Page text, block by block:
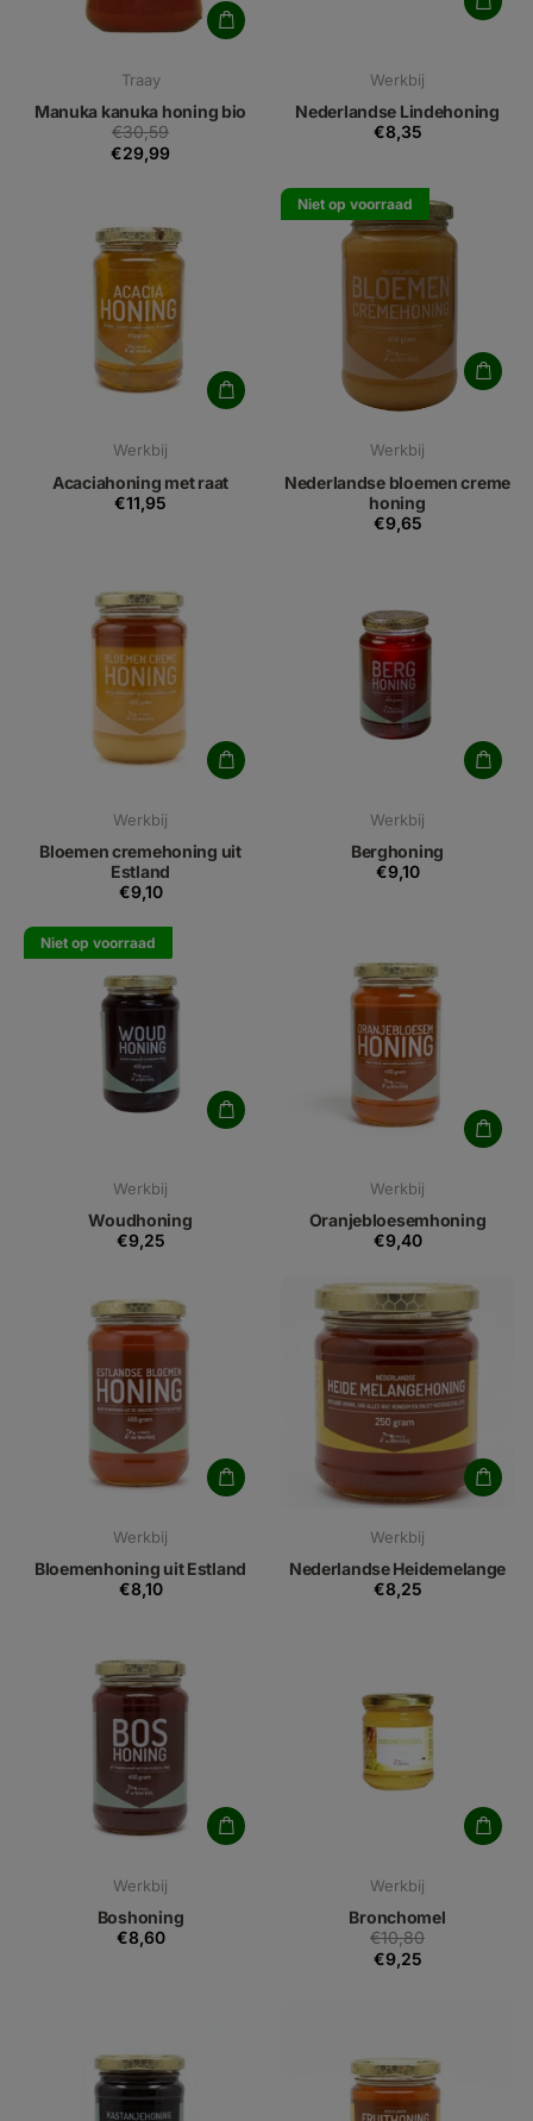
Traay
Manuka kanuka honing bio
€30,59
€29,99
Werkbij
Nederlandse Lindehoning
€8,35
Werkbij
Acaciahoning met raat
€11,95
Niet op voorraad
Werkbij
Nederlandse bloemen creme
honing
€9,65
Werkbij
Bloemen cremehoning uit
Estland
€9,10
Werkbij
Berghoning
€9,10
Niet op voorraad
Werkbij
Woudhoning
€9,25
Werkbij
Oranjebloesemhoning
€9,40
Werkbij
Bloemenhoning uit Estland
€8,10
Werkbij
Nederlandse Heidemelange
€8,25
Werkbij
Boshoning
€8,60
Werkbij
Bronchomel
€10,80
€9,25